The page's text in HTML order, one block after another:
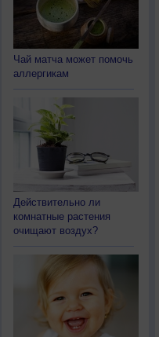
Чай матча может помочь
аллергикам
Действительно ли
комнатные растения
очищают воздух?